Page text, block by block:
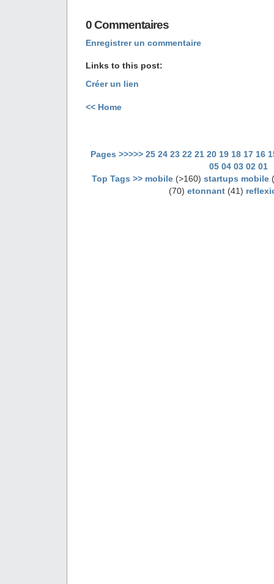
0 Commentaires
Enregistrer un commentaire
Links to this post:
Créer un lien
<< Home
Pages >>>>> 25 24 23 22 21 20 19 18 17 16
05 04 03 02 01
Top Tags >> mobile(>160) startups mobile
(70) etonnant (41)